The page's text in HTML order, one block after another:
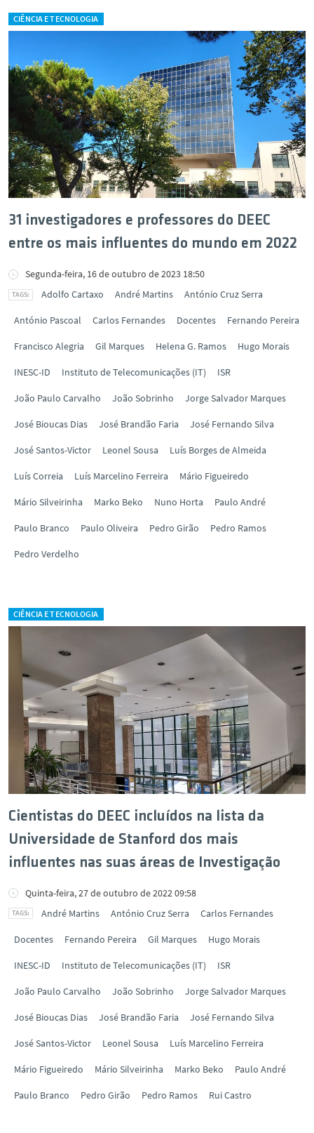
CIÊNCIA E TECNOLOGIA
31 investigadores e professores do DEEC
entre os mais influentes do mundo em 2022
Segunda-feira, 16 de outubro de 2023 18:50
Adolfo Cartaxo
André Martins António Cruz Serra
António Pascoal Carlos Fernandes Docentes Fernando Pereira
Francisco Alegria Gil Marques Helena G. Ramos Hugo Morais
INESC-ID Instituto de Telecomunicações (IT) ISR
João Paulo Carvalho João Sobrinho Jorge Salvador Marques
José Bioucas Dias José Brandão Faria José Fernando Silva
José Santos-Victor Leonel Sousa Luís Borges de Almeida
Luís Correia Luís Marcelino Ferreira Mário Figueiredo
Mário Silveirinha Marko Beko Nuno Horta Paulo André
Paulo Branco Paulo Oliveira Pedro Girão Pedro Ramos
Pedro Verdelho
CIÊNCIA E TECNOLOGIA
Cientistas do DEEC incluídos na lista da
Universidade de Stanford dos mais
influentes nas suas áreas de Investigação
Quinta-feira, 27 de outubro de 2022 09:58
André Martins
António Cruz Serra Carlos Fernandes
Docentes Fernando Pereira Gil Marques Hugo Morais
INESC-ID Instituto de Telecomunicações (IT) ISR
João Paulo Carvalho João Sobrinho Jorge Salvador Marques
José Bioucas Dias José Brandão Faria José Fernando Silva
José Santos-Victor Leonel Sousa Luís Marcelino Ferreira
Mário Figueiredo Mário Silveirinha Marko Beko Paulo André
Paulo Branco Pedro Girão Pedro Ramos Rui Castro